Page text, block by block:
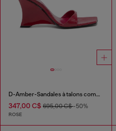
D-Amber-Sandales à talons compensés en cuir effet lézard
347,00 C$ 695,00 C$-50%
ROSE